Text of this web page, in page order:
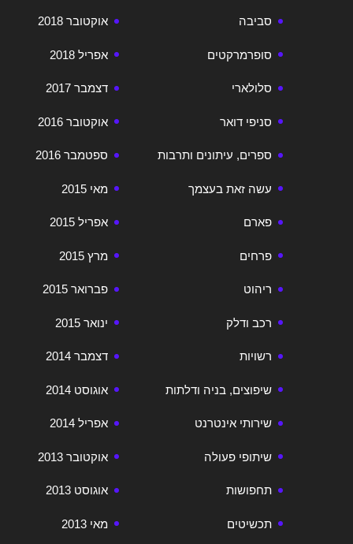
אוקטובר 2018
אפריל 2018
דצמבר 2017
אוקטובר 2016
ספטמבר 2016
מאי 2015
אפריל 2015
מרץ 2015
פברואר 2015
ינואר 2015
דצמבר 2014
אוגוסט 2014
אפריל 2014
אוקטובר 2013
אוגוסט 2013
מאי 2013
סביבה
סופרמרקטים
סלולארי
סניפי דואר
ספרים, עיתונים ותרבות
עשה זאת בעצמך
פארם
פרחים
ריהוט
רכב ודלק
רשויות
שיפוצים, בניה ודלתות
שירותי אינטרנט
שיתופי פעולה
תחפושות
תכשיטים